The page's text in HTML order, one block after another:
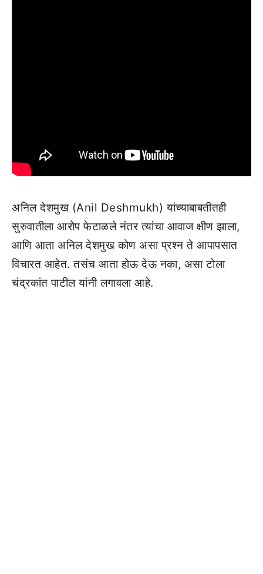
अनिल देशमुख (Anil Deshmukh) यांच्याबाबतीतही
सुरुवातीला आरोप फेटाळले नंतर त्यांचा आवाज क्षीण झाला,
आणि आता अनिल देशमुख कोण असा प्रश्न ते आपापसात
विचारत आहेत. तसंच आता होऊ देऊ नका, असा टोला
चंद्रकांत पाटील यांनी लगावला आहे.